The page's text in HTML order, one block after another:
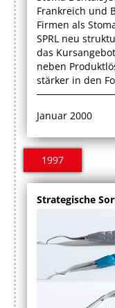
Frankreich und
Firmen als
SPRL neu
das
neben
stärker in den
Januar 2000
1997
Strategische